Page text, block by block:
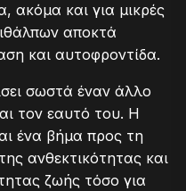
ακόμα και για μικρές
αποκτά
και αυτοφροντίδα.
σωστά έναν άλλο
τον εαυτό του. Η
ένα βήμα προς τη
ανθεκτικότητας και
ζωής τόσο για